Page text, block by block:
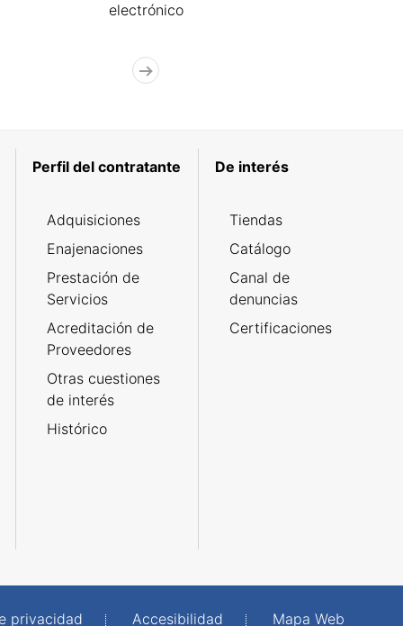
electrónico
Perfil del contratante
Adquisiciones
Enajenaciones
Prestación de
Servicios
Acreditación de
Proveedores
Otras cuestiones
de interés
Histórico
De interés
Tiendas
Catálogo
Canal de
denuncias
Certificaciones
privacidad Accesibilidad Mapa Web